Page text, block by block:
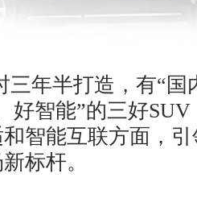
三年半打造，有“国
好智能”的三好
智能互联方面，
标杆。